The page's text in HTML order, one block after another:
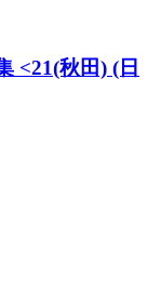
<21(秋田) (日